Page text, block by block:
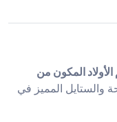
المكون من
والستايل المميز في